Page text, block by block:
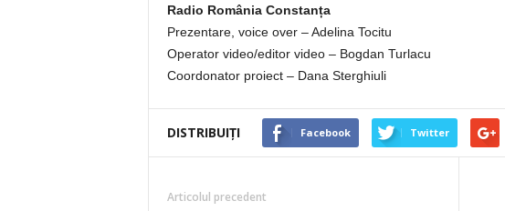
Radio România Constanța
Prezentare, voice over – Adelina Tocitu
Operator video/editor video – Bogdan Turlacu
Coordonator proiect – Dana Sterghiuli
DISTRIBUIȚI Facebook Twitter
Articolul precedent